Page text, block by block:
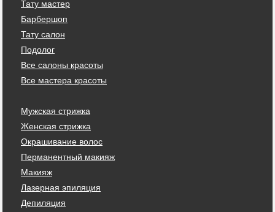
Тату мастер
Барбершоп
Тату салон
Подолог
Все салоны красоты
Все мастера красоты
Мужская стрижка
Женская стрижка
Окрашивание волос
Перманентный макияж
Макияж
Лазерная эпиляция
Депиляция